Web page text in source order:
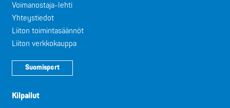
Voimanostaja-lehti
Yhteystiedot
Liiton toimintasäännöt
Liiton verkkokauppa
Suomisport
Kilpailut